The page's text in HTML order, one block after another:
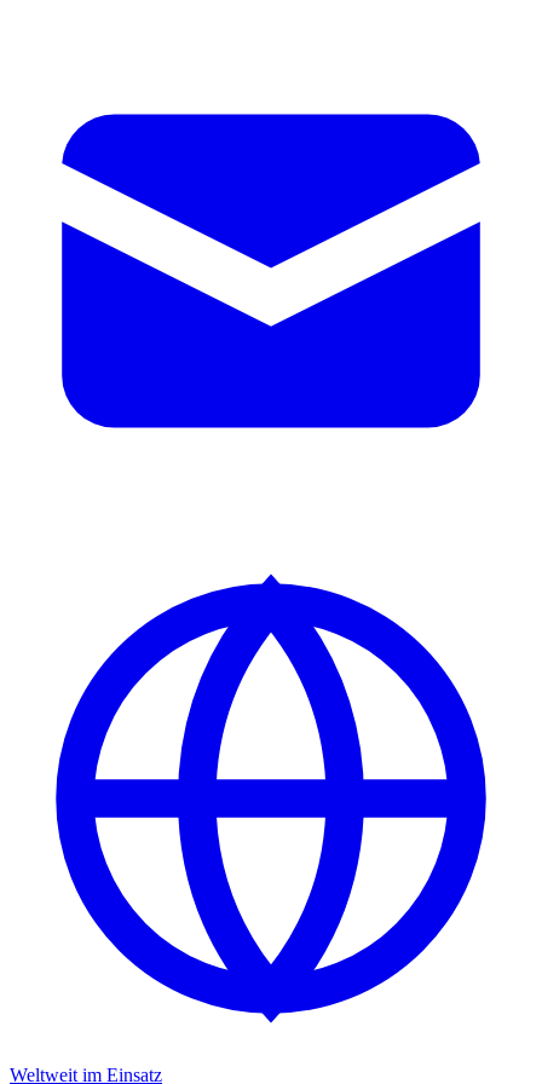
Weltweit im Einsatz